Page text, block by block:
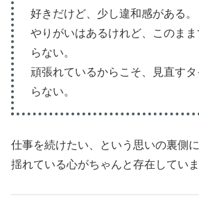
好きだけど、少し違和感がある。
やりがいはあるけれど、このま
らない。
頑張れているからこそ、見直す
らない。
仕事を続けたい、という思いの裏側に
揺れている心がちゃんと存在していま